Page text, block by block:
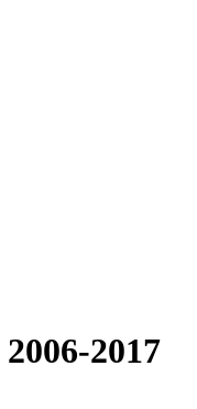
2017